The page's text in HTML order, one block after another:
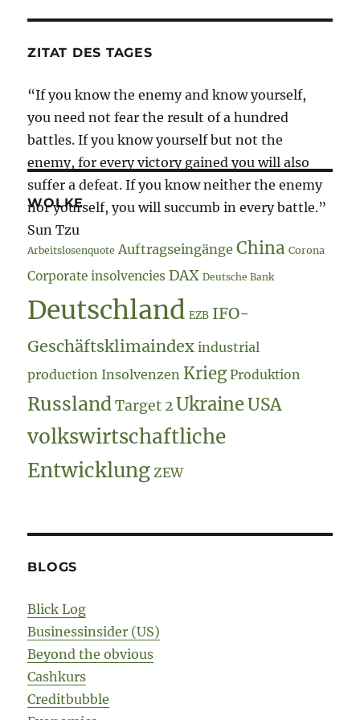
ZITAT DES TAGES
“If you know the enemy and know yourself,
you need not fear the result of a hundred
battles. If you know yourself but not the
enemy, for every victory gained you will also
suffer a defeat. If you know neither the enemy
nor yourself, you will succumb in every battle.”
Sun Tzu
WOLKE
Arbeitslosenquote Auftragseingänge China Corona
Corporate insolvencies DAX Deutsche Bank
Deutschland EZB IFO-
Geschäftsklimaindex industrial
production Insolvenzen Krieg Produktion
Russland Target 2 Ukraine USA
volkswirtschaftliche
Entwicklung ZEW
BLOGS
Blick Log
Businessinsider (US)
Beyond the obvious
Cashkurs
Creditbubble